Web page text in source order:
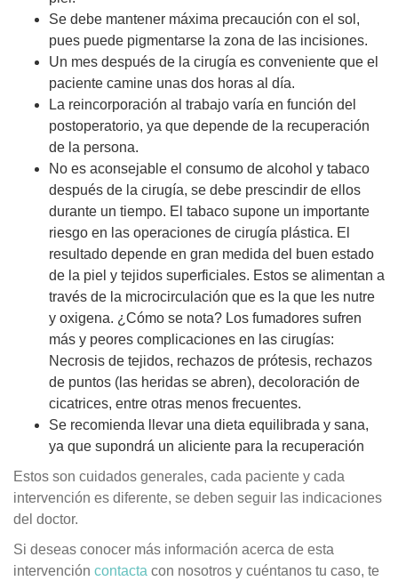
Se debe mantener máxima precaución con el sol,
pues puede pigmentarse la zona de las incisiones.
Un mes después de la cirugía es conveniente que el
paciente camine unas dos horas al día.
La reincorporación al trabajo varía en función del
postoperatorio, ya que depende de la recuperación
de la persona.
No es aconsejable el consumo de alcohol y tabaco
después de la cirugía, se debe prescindir de ellos
durante un tiempo. El tabaco supone un importante
riesgo en las operaciones de cirugía plástica. El
resultado depende en gran medida del buen estado
de la piel y tejidos superficiales. Estos se alimentan a
través de la microcirculación que es la que les nutre
y oxigena. ¿Cómo se nota? Los fumadores sufren
más y peores complicaciones en las cirugías:
Necrosis de tejidos, rechazos de prótesis, rechazos
de puntos (las heridas se abren), decoloración de
cicatrices, entre otras menos frecuentes.
Se recomienda llevar una dieta equilibrada y sana,
ya que supondrá un aliciente para la recuperación
Estos son cuidados generales, cada paciente y cada
intervención es diferente, se deben seguir las indicaciones
del doctor.
Si deseas conocer más información acerca de esta
intervención contacta con nosotros y cuéntanos tu caso, te